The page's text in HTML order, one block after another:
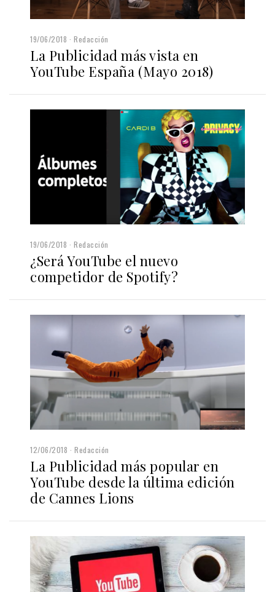
19/06/2018 Redacción
La Publicidad más vista en
YouTube España (Mayo 2018)
19/06/2018 Redacción
¿Será YouTube el nuevo
competidor de Spotify?
12/06/2018 Redacción
La Publicidad más popular en
YouTube desde la última edición
de Cannes Lions